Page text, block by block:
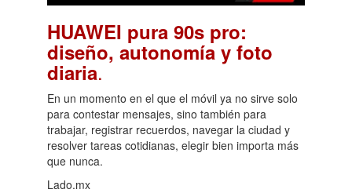
HUAWEI pura 90s pro:
diseño, autonomía y foto
diaria.
En un momento en el que el móvil ya no sirve solo
para contestar mensajes, sino también para
trabajar, registrar recuerdos, navegar la ciudad y
resolver tareas cotidianas, elegir bien importa más
que nunca.
Lado.mx